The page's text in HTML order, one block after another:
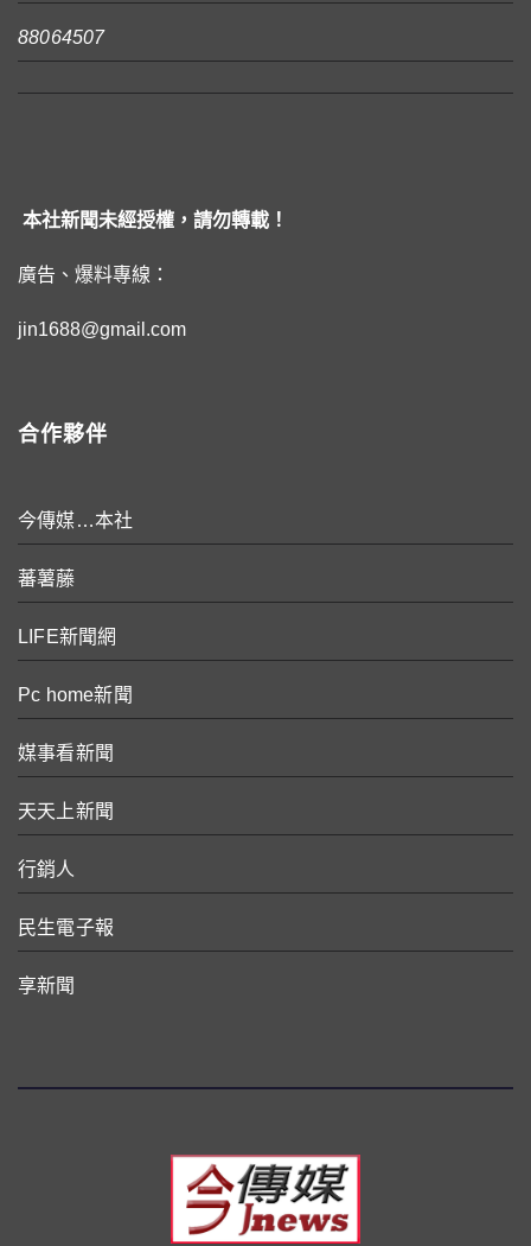
88064507
本社新聞未經授權，請勿轉載！
廣告、爆料專線：
jin1688@gmail.com
合作夥伴
今傳媒…本社
蕃薯藤
LIFE新聞網
Pc home新聞
媒事看新聞
天天上新聞
行銷人
民生電子報
享新聞